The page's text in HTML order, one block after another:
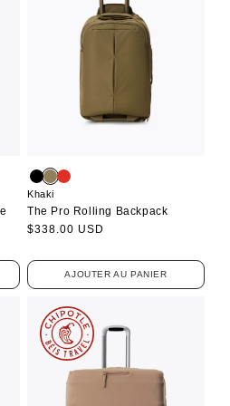
Khaki
The Pro Rolling Backpack
Prix
$338.00 USD
AJOUTER AU PANIER